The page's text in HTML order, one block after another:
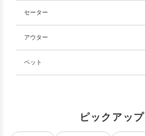
セーター
アウター
ペット
ピックアップ